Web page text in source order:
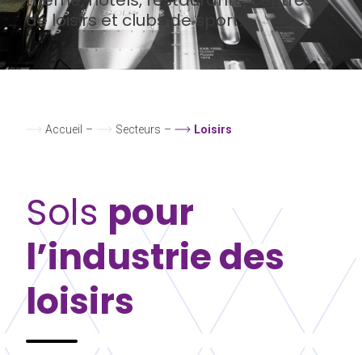
de loisirs et clubs de sport.
Accueil – Secteurs – Loisirs
Sols pour
l’industrie des
loisirs